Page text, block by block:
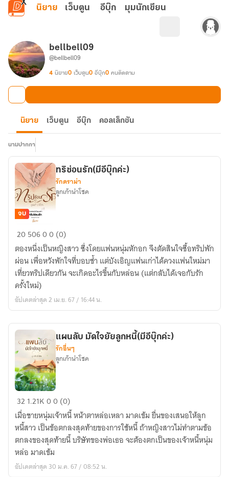
ข้ามไปยังเนื้อหาหลัก
นิยาย เว็บตูน อีบุ๊ก มุมนักเขียน
bellbell09
@bellbell09
4 นิยาย0 เว็บตูน0 อีบุ๊ก0 คนติดตาม
นิยาย เว็บตูน อีบุ๊ก คอลเล็กชัน
นามปากกา
ทริ
รัก(มี
อี
บุ๊ก
ค่ะ)
จบ
ทริซ่อนรัก(มีอีบุ๊กค่ะ)
รักดราม่า
ลูกเก้านำโชค
2050600 (0)
ตองหนึ่งเป็นหญิงสาว ซึ่งโดยแฟนหนุ่มหักอก จึงตัดสินใจซื้อทริปพัก
ผ่อน เพื่อหวังพักใจที่บอบช้ำ แต่บังเอิญแฟนเก่าได้ควงแฟนใหม่มา
เที่ยวทริปเดียวกัน จะเกิดอะไรขึ้นกับหล่อน (แต่กลับได้เจอกับรัก
ครั้งใหม่)
อัปเดตล่าสุด 2 เม.ย. 67 / 16:44 น.
แผน
ลับ
มัด
ใจ
ยัย
ลูก
หนี้(มี
แผนลับ มัดใจยัยลูกหนี้(มีอีบุ๊กค่ะ)
รักอื่นๆ
ลูกเก้านำโชค
32 1.21K00 (0)
เมื่อชายหนุ่มเจ้าหนี้ หน้าตาหล่อเหลา มาดเข้ม ยื่นของเสนอให้ลูก
หนี้สาว เป็นข้อตกลงสุดท้ายของการใช้หนี้ ถ้าหญิงสาวไม่ทำตามข้อ
ตกลงของสุดท้ายนี้ บริษัทของพ่อเธอ จะต้องตกเป็นของเจ้าหนี้หนุ่ม
หล่อ มาดเข้ม
อัปเดตล่าสุด 30 ม.ค. 67 / 08:52 น.